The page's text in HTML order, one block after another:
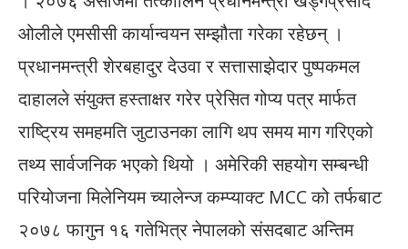
ओलीले एमसीसी कार्यान्वयन सम्झौता गरेका रहेछन् ।
प्रधानमन्त्री शेरबहादुर देउवा र सत्तासाझेदार पुष्पकमल
दाहालले संयुक्त हस्ताक्षर गरेर प्रेसित गोप्य पत्र मार्फत
राष्ट्रिय समहमति जुटाउनका लागि थप समय माग गरिएको
तथ्य सार्वजनिक भएको थियो । अमेरिकी सहयोग सम्बन्धी
परियोजना मिलेनियम च्यालेन्ज कम्प्याक्ट MCC को तर्फबाट
२०७८ फागुन १६ गतेभित्र नेपालको संसदबाट अन्तिम